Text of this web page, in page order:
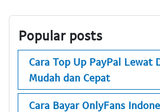
Popular posts
Cara Top Up PayPal Lewat
Mudah dan Cepat
Cara Bayar OnlyFans